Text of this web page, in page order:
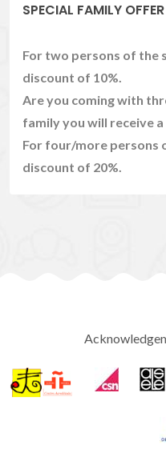
SPECIAL FAMILY OFFER
For two persons of the
discount of 10%.
Are you coming with
family you will receive
For four/more persons
discount of 20%.